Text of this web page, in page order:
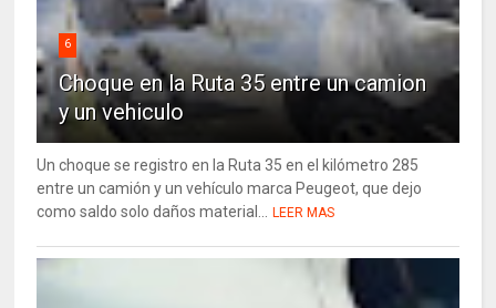
6
Choque en la Ruta 35 entre un camion
y un vehiculo
Un choque se registro en la Ruta 35 en el kilómetro 285
entre un camión y un vehículo marca Peugeot, que dejo
como saldo solo daños material...
LEER MAS